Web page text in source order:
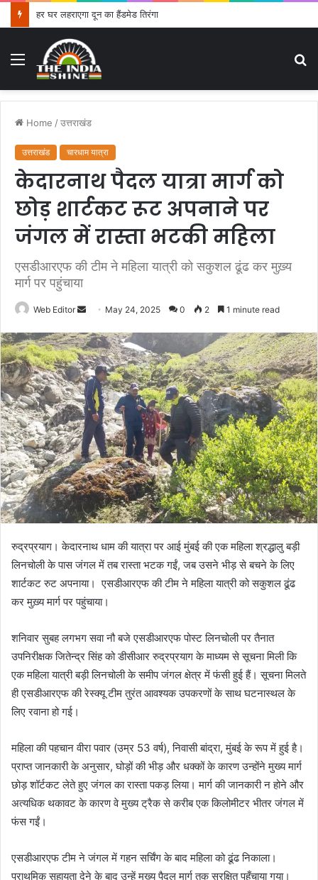
हर घर लहराएगा दून का हैंडमेड तिरंगा
Menu
Home /उत्तराखंड
उत्तराखंड चारधाम यात्रा
केदारनाथ पैदल यात्रा मार्ग को
छोड़ शार्टकट रूट अपनाने पर
जंगल में रास्ता भटकी महिला
एसडीआरएफ की टीम ने महिला यात्री को सकुशल ढूंढ कर मुख़्य
मार्ग पर पहुंचाया
Web Editor
n
d
a
n
e
a
i
l
May 24, 2025 0 2 1 minute read
रुद्रप्रयाग। केदारनाथ धाम की यात्रा पर आई मुंबई की एक महिला श्रद्धालु बड़ी
लिनचोली के पास जंगल में तब रास्ता भटक गईं, जब उसने भीड़ से बचने के लिए
शार्टकट रुट अपनाया। एसडीआरएफ की टीम ने महिला यात्री को सकुशल ढूंढ
कर मुख़्य मार्ग पर पहुंचाया।
शनिवार सुबह लगभग सवा नौ बजे एसडीआरएफ पोस्ट लिनचोली पर तैनात
उपनिरीक्षक जितेन्द्र सिंह को डीसीआर रुद्रप्रयाग के माध्यम से सूचना मिली कि
एक महिला यात्री बड़ी लिनचोली के समीप जंगल क्षेत्र में फंसी हुई हैं। सूचना मिलते
ही एसडीआरएफ की रेस्क्यू टीम तुरंत आवश्यक उपकरणों के साथ घटनास्थल के
लिए रवाना हो गई।
महिला की पहचान वीरा पवार (उम्र 53 वर्ष), निवासी बांद्रा, मुंबई के रूप में हुई है।
प्राप्त जानकारी के अनुसार, घोड़ों की भीड़ और धक्कों के कारण उन्होंने मुख्य मार्ग
छोड़ शॉर्टकट लेते हुए जंगल का रास्ता पकड़ लिया। मार्ग की जानकारी न होने और
अत्यधिक थकावट के कारण वे मुख्य ट्रैक से करीब एक किलोमीटर भीतर जंगल में
फंस गईं।
एसडीआरएफ टीम ने जंगल में गहन सर्चिंग के बाद महिला को ढूंढ निकाला।
प्राथमिक सहायता देने के बाद उन्हें मुख्य पैदल मार्ग तक सुरक्षित पहुँचाया गया।